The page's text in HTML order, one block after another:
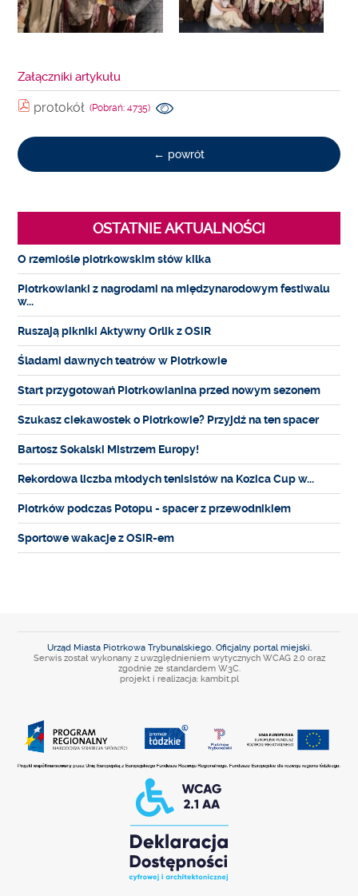
Załączniki artykułu
protokół (Pobrań: 4735)
← powrót
OSTATNIE AKTUALNOŚCI
O rzemiośle piotrkowskim słów kilka
Piotrkowianki z nagrodami na międzynarodowym festiwalu
w...
Ruszają pikniki Aktywny Orlik z OSiR
Śladami dawnych teatrów w Piotrkowie
Start przygotowań Piotrkowianina przed nowym sezonem
Szukasz ciekawostek o Piotrkowie? Przyjdź na ten spacer
Bartosz Sokalski Mistrzem Europy!
Rekordowa liczba młodych tenisistów na Kozica Cup w...
Piotrków podczas Potopu - spacer z przewodnikiem
Sportowe wakacje z OSiR-em
Urząd Miasta Piotrkowa Trybunalskiego. Oficjalny portal miejski.
Serwis został wykonany z uwzględnieniem wytycznych WCAG 2.0 oraz
zgodnie ze standardem W3C.
projekt i realizacja: kambit.pl